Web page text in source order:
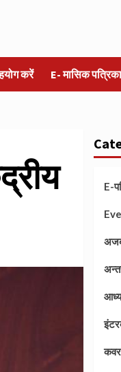
करें E- मासिक
E-
कवर